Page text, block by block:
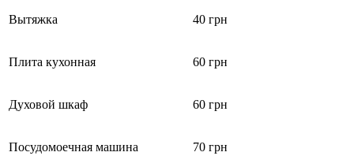
Вытяжка 40 грн
Плита кухонная 60 грн
Духовой шкаф 60 грн
Посудомоечная машина 70 грн